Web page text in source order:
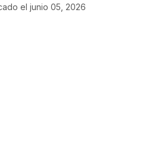
el junio 05, 2026